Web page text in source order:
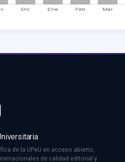
de la UPeU en acceso abierto,
de calidad editorial y